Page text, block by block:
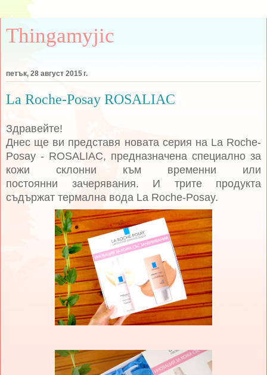
Thingamyjic
петък, 28 август 2015 г.
La Roche-Posay ROSALIAC
Здравейте!
Днес ще ви представя новата серия на La Roche-
Posay - ROSALIAC, предназначена специално за
кожи склонни към временни или
постоянни зачерявания. И трите продукта
съдържат термална вода La Roche-Posay.